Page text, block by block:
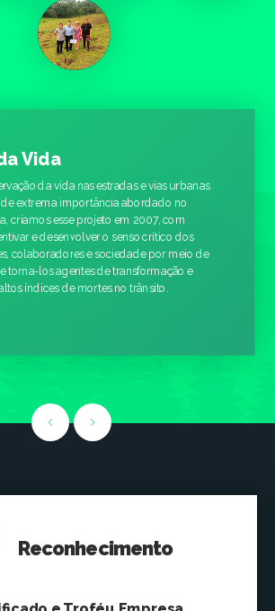
Vida
da vida nas estradas e vias urbanas
extrema importância abordado no
criamos esse projeto em 2007, com
e desenvolver o senso crítico dos
colaboradores e sociedade por meio de
torna-los agentes de transformação e
índices de mortes no trânsito.
Reconhecimento